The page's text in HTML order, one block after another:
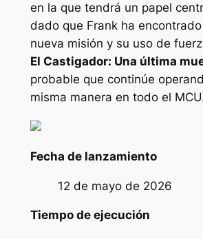
en la que tendrá un papel
dado que Frank ha
nueva misión y su uso de
El Castigador: Una última
probable que continúe
misma manera en todo el
Fecha de lanzamiento
12 de mayo de 2026
Tiempo de ejecución